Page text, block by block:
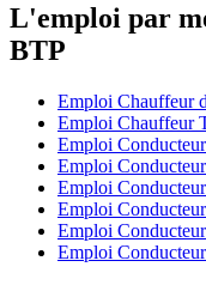
L'emploi par
BTP
Emploi Chauffeur
Emploi Chauffeur
Emploi
Emploi
Emploi
Emploi
Emploi
Emploi